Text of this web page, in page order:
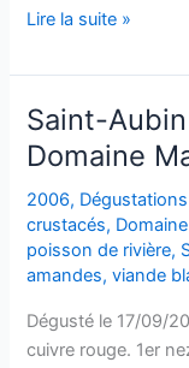
Saint
1er
cru
En
Montceau
–
Marc
Colin
&
Lire la suite »
Saint-
Domaine
2006, Dégustations
crustacés,
poisson de rivière,
amandes,viande
Dégusté le 17/09/
cuivre rouge. 1er